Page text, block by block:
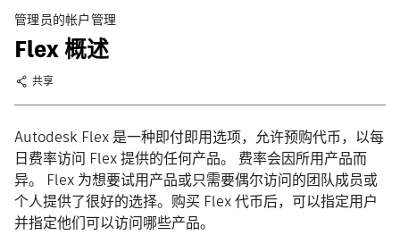
管理员的帐户管理
Flex 概述
共享
Autodesk Flex 是一种即付即用选项，允许预购代币，以每
日费率访问 Flex 提供的任何产品。 费率会因所用产品而
异。 Flex 为想要试用产品或只需要偶尔访问的团队成员或
个人提供了很好的选择。购买 Flex 代币后，可以指定用户
并指定他们可以访问哪些产品。